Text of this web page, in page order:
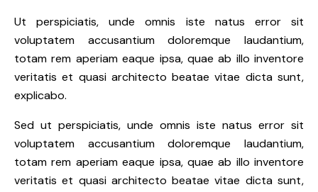
Ut perspiciatis, unde omnis iste natus error sit
voluptatem accusantium doloremque laudantium,
totam rem aperiam eaque ipsa, quae ab illo inventore
veritatis et quasi architecto beatae vitae dicta sunt,
explicabo.
Sed ut perspiciatis, unde omnis iste natus error sit
voluptatem accusantium doloremque laudantium,
totam rem aperiam eaque ipsa, quae ab illo inventore
veritatis et quasi architecto beatae vitae dicta sunt,